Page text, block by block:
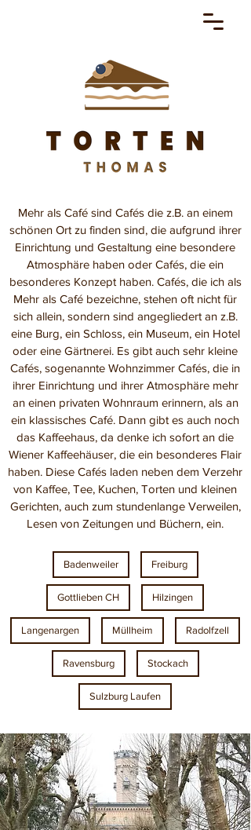
Mehr als Café sind Cafés die z.B. an einem
schönen Ort zu finden sind, die aufgrund ihrer
Einrichtung und Gestaltung eine besondere
Atmosphäre haben oder Cafés, die ein
besonderes Konzept haben. Cafés, die ich als
Mehr als Café bezeichne, stehen oft nicht für
sich allein, sondern sind angegliedert an z.B.
eine Burg, ein Schloss, ein Museum, ein Hotel
oder eine Gärtnerei. Es gibt auch sehr kleine
Cafés, sogenannte Wohnzimmer Cafés, die in
ihrer Einrichtung und ihrer Atmosphäre mehr
an einen privaten Wohnraum erinnern, als an
ein klassisches Café. Dann gibt es auch noch
das Kaffeehaus, da denke ich sofort an die
Wiener Kaffeehäuser, die ein besonderes Flair
haben. Diese Cafés laden neben dem Verzehr
von Kaffee, Tee, Kuchen, Torten und kleinen
Gerichten, auch zum stundenlange Verweilen,
Lesen von Zeitungen und Büchern, ein.
Badenweiler Freiburg
Gottlieben CH Hilzingen
Langenargen Müllheim Radolfzell
Ravensburg Stockach
Sulzburg Laufen